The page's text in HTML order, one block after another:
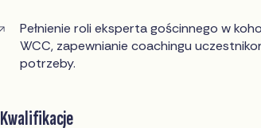
Pełnienie roli eksperta gościnnego w
WCC, zapewnianie coachingu
potrzeby.
Kwalifikacje